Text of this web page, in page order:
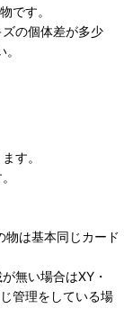
です。
の個体差が多少
す。
物は基本同じカード
無い場合はXY・
管理をしている場